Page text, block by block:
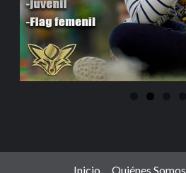
Inicio Quiénes Somos